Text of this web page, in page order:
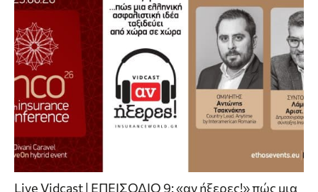
Live Vidcast | ΕΠΕΙΣΟΔΙΟ 9: «αν ήξερες!» πώς μια